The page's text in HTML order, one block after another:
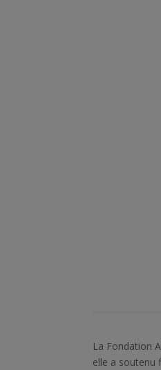
La Fondation
elle a soutenu